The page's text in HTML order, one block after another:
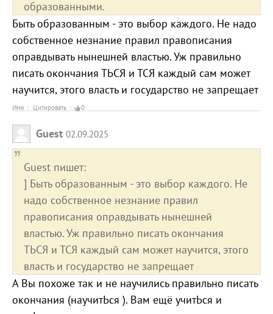
образованными.
Быть образованным - это выбор каждого. Не надо
собственное незнание правил правописания
оправдывать нынешней властью. Уж правильно
писать окончания ТЬСЯ и ТСЯ каждый сам может
научится, этого власть и государство не запрещает
Имя Цитировать 0
Guest 02.09.2025
Guest пишет:
] Быть образованным - это выбор каждого. Не
надо собственное незнание правил
правописания оправдывать нынешней
властью. Уж правильно писать окончания
ТЬСЯ и ТСЯ каждый сам может научится, этого
власть и государство не запрещает
А Вы похоже так и не научились правильно писать
окончания (научитЬся ). Вам ещё учитЬся и